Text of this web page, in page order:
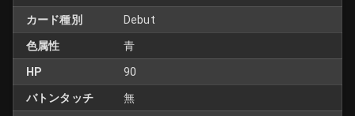
カード種別 Debut
色属性 青
HP 90
バトンタッチ 無